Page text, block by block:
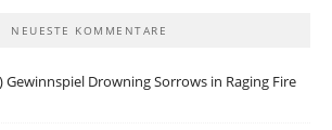
NEUESTE KOMMENTARE
Gewinnspiel Drowning Sorrows in Raging Fire